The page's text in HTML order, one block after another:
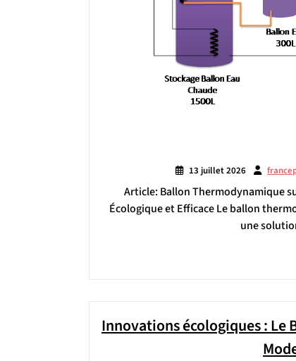
13 juillet 2026
Article: Ballon Thermodynamique
Écologique et Efficace Le ballon
une
Innovations écologiques : Le